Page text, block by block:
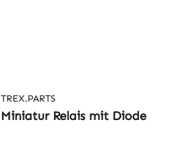
TREX.PARTS
Miniatur Relais mit Diode